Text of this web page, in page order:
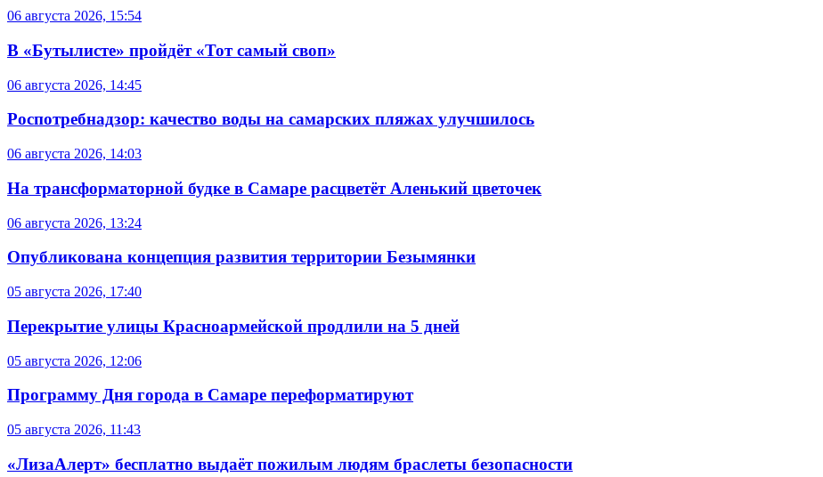
06 августа 2026, 15:54
В «Бутылисте» пройдёт «Тот самый своп»
06 августа 2026, 14:45
Роспотребнадзор: качество воды на самарских пляжах улучшилось
06 августа 2026, 14:03
На трансформаторной будке в Самаре расцветёт Аленький цветочек
06 августа 2026, 13:24
Опубликована концепция развития территории Безымянки
05 августа 2026, 17:40
Перекрытие улицы Красноармейской продлили на 5 дней
05 августа 2026, 12:06
Программу Дня города в Самаре переформатируют
05 августа 2026, 11:43
«ЛизаАлерт» бесплатно выдаёт пожилым людям браслеты безопасности